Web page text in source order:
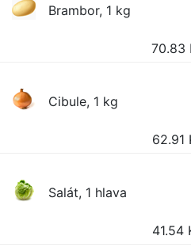
Brambor, 1 kg
70.83
Cibule, 1 kg
62.91
Salát, 1 hlava
41.54